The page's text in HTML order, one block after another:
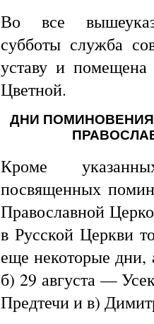
Во все
субботы служба
уставу и
Цветной.
ДНИ
Кроме
посвященных
Православной
в Русской Церкви
еще некоторые
б) 29 августа —
Предтечи и в)